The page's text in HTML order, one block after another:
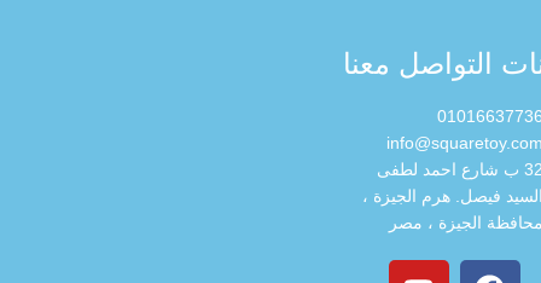
التواصل معنا
01016637736
info@squaretoy.com
32 ب شارع احمد لطفى
السيد فيصل. هرم الجيزة ،
محافظة الجيزة ، مصر